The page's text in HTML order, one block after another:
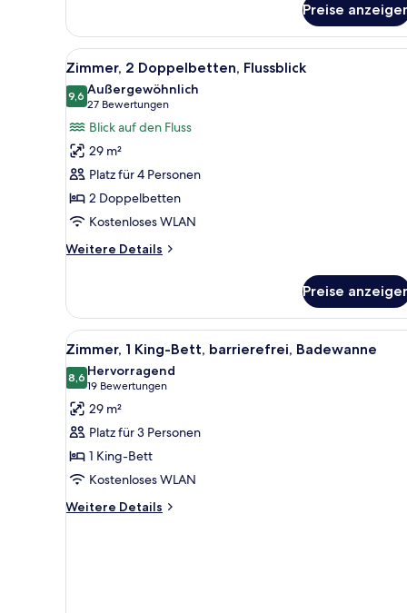
Queen-
Bett,
Balkon
Preise
Alle
Fotos
für
Zimmer,
2 Doppelbetten,
Flussblick
anzeigen
Ein Hotelzimmer mit zwei
4
Zimmer, 2 Doppelbetten, Flussblick
9,69,6 von 10
Außergewöhnlich
27 Bewertungen
(27
Bewertungen)
Blick auf den Fluss
29 m²
Platz für 4 Personen
2 Doppelbetten
Kostenloses WLAN
Weitere Details
Weitere
2 Doppelbetten,
Flussblick
Preise
Alle
Fotos
für
Zimmer,
1 King-
Bett,
barrierefrei,
Badewanne
anzeigen
Ein Hotelzimmer mit einem
4
Zimmer, 1 King-Bett, barrierefrei, Badewanne
8,68,6 von 10
Hervorragend
19 Bewertungen
(19
Bewertungen)
29 m²
Platz für 3 Personen
1 King-Bett
Kostenloses WLAN
Weitere Details
Weitere